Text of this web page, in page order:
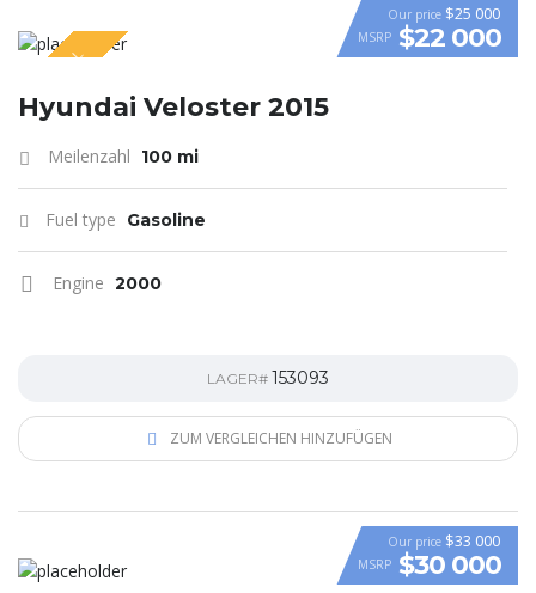
VIDEO
SPECIAL
Our price $25 000
MSRP $22 000
Hyundai Veloster 2015
Meilenzahl 100 mi
Fuel type Gasoline
Engine 2000
LAGER# 153093
ZUM VERGLEICHEN HINZUFÜGEN
VIDEO
Our price $33 000
MSRP $30 000